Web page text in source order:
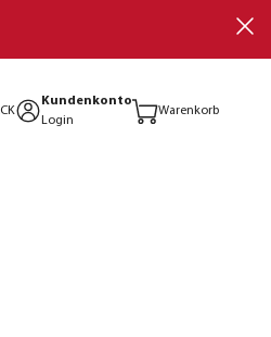
Kundenkonto
Login
Warenkorb